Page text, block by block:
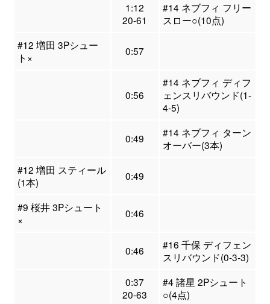
1:12
20-61
#14 ネブフィ フリー
スロー○(10点)
#12 増田 3Pシュー
ト×
0:57
0:56
#14 ネブフィ ディフ
ェンスリバウンド(1-
4-5)
0:49
#14 ネブフィ ターン
オーバー(3本)
#12 増田 スティール
(1本)
0:49
#9 桜井 3Pシュート
×
0:46
0:46
#16 千保 ディフェン
スリバウンド(0-3-3)
0:37
20-63
#4 諸星 2Pシュート
○(4点)